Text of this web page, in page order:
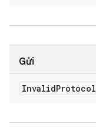
Gửi
InvalidProtocol